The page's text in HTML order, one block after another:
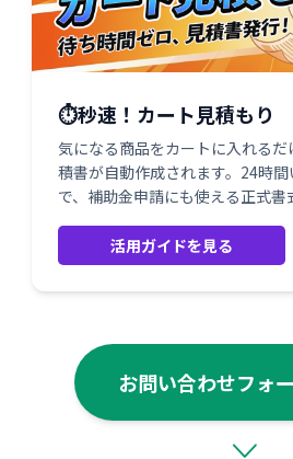
⏱️秒速！カート見積もり
気になる商品をカートに入れる
積書が自動作成されます。24時
で、補助金申請にも使える正式書
活用ガイドを見る
お問い合わせフォ